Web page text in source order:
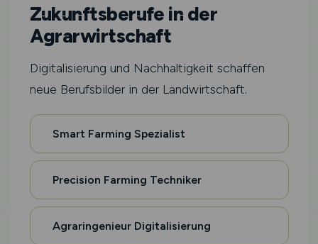
Zukunftsberufe in der
Agrarwirtschaft
Digitalisierung und Nachhaltigkeit schaffen
neue Berufsbilder in der Landwirtschaft.
Smart Farming Spezialist
Precision Farming Techniker
Agraringenieur Digitalisierung